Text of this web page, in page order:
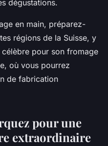
dégustations.
en main, préparez-
régions de la Suisse, y
célèbre pour son fromage
où vous pourrez
de fabrication
pour une
extraordinaire